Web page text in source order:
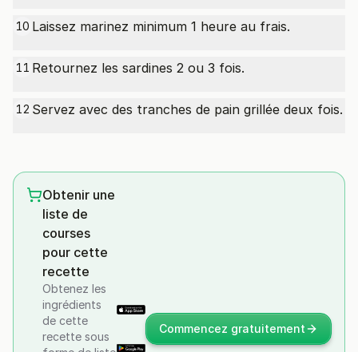
10 Laissez marinez minimum 1 heure au frais.
11 Retournez les sardines 2 ou 3 fois.
12 Servez avec des tranches de pain grillée deux fois.
Obtenir une
liste de
courses
pour cette
recette
Obtenez les
ingrédients
de cette
recette sous
Commencez gratuitement